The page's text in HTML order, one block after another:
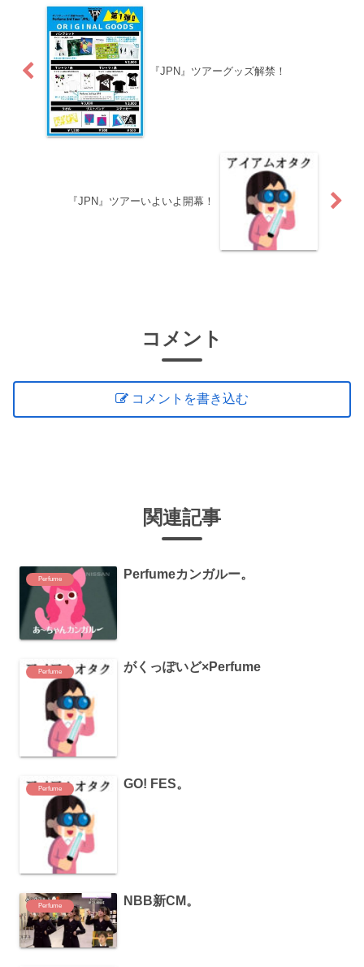
関連記事
Perfume Perfumeカンガルー。
Perfume がくっぽいど×Perfume
Perfume GO! FES。
Perfume NBB新CM。
『JPN』ツアーグッズ解禁！
『JPN』ツアーいよいよ開幕！
コメント
コメントを書き込む